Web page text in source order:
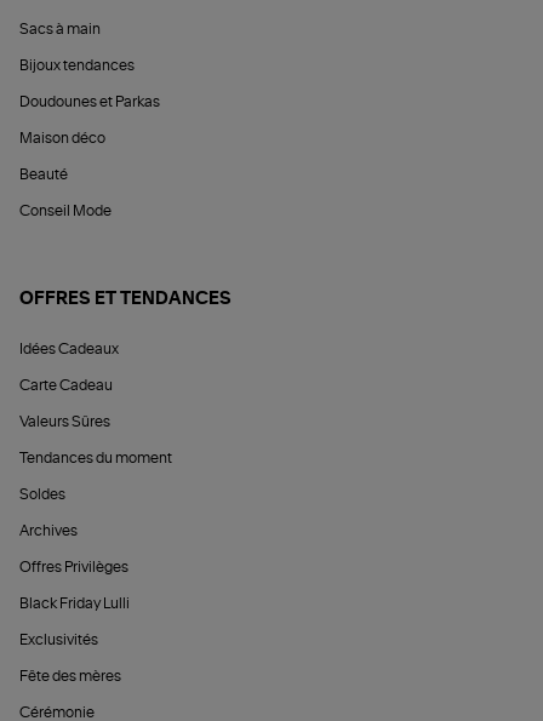
Sacs à main
Bijoux tendances
Doudounes et Parkas
Maison déco
Beauté
Conseil Mode
OFFRES ET TENDANCES
Idées Cadeaux
Carte Cadeau
Valeurs Sûres
Tendances du moment
Soldes
Archives
Offres Privilèges
Black Friday Lulli
Exclusivités
Fête des mères
Cérémonie